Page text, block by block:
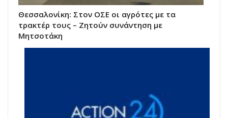
Θεσσαλονίκη: Στον ΟΣΕ οι αγρότες με τα
τρακτέρ τους – Ζητούν συνάντηση με
Μητσοτάκη